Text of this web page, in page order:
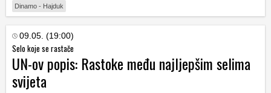
Dinamo - Hajduk
09.05. (19:00)
Selo koje se rastače
UN-ov popis: Rastoke među najljepšim selima
svijeta